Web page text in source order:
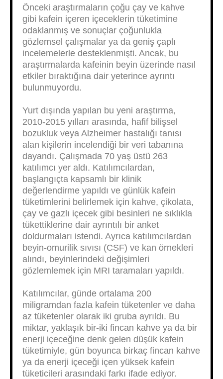
Önceki araştırmaların çoğu çay ve kahve
gibi kafein içeren içeceklerin tüketimine
odaklanmış ve sonuçlar çoğunlukla
gözlemsel çalışmalar ya da geniş çaplı
incelemelerle desteklenmişti. Ancak, bu
araştırmalarda kafeinin beyin üzerinde nasıl
etkiler bıraktığına dair yeterince ayrıntı
bulunmuyordu.
Yurt dışında yapılan bu yeni araştırma,
2010-2015 yılları arasında, hafif bilişsel
bozukluk veya Alzheimer hastalığı tanısı
alan kişilerin incelendiği bir veri tabanına
dayandı. Çalışmada 70 yaş üstü 263
katılımcı yer aldı. Katılımcılardan,
başlangıçta kapsamlı bir klinik
değerlendirme yapıldı ve günlük kafein
tüketimlerini belirlemek için kahve, çikolata,
çay ve gazlı içecek gibi besinleri ne sıklıkla
tükettiklerine dair ayrıntılı bir anket
doldurmaları istendi. Ayrıca katılımcılardan
beyin-omurilik sıvısı (CSF) ve kan örnekleri
alındı, beyinlerindeki değişimleri
gözlemlemek için MRI taramaları yapıldı.
Katılımcılar, günde ortalama 200
miligramdan fazla kafein tüketenler ve daha
az tüketenler olarak iki gruba ayrıldı. Bu
miktar, yaklaşık bir-iki fincan kahve ya da bir
enerji içeceğine denk gelen düşük kafein
tüketimiyle, gün boyunca birkaç fincan kahve
ya da enerji içeceği içen yüksek kafein
tüketicileri arasındaki farkı ifade ediyor.